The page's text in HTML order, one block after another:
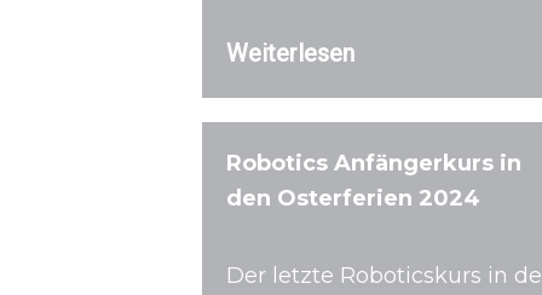
Weiterlesen
Robotics Anfängerkurs in
den Osterferien 2024
Der letzte Roboticskurs in